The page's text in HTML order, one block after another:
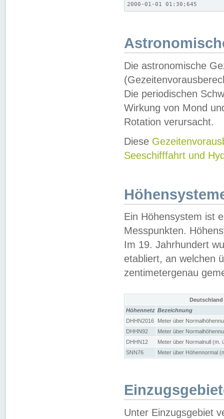
2000-01-01 01:30;645
Die astronomische
Die periodischen
Wirkung von Mond
Rotation verursacht.
Diese
Seeschifffahrt und
Ein Höhensystem ist
Messpunkten.
Im 19. Jahrhundert
etabliert, an welchen
zentimetergenau
Höhennetz Bezeichnung
DHHN2016
Meter über
DHHN92
Meter über
DHHN12
Meter über Normalnull (m.
SNN76
Meter über Höhennormal
Unter Einzugsgebiet